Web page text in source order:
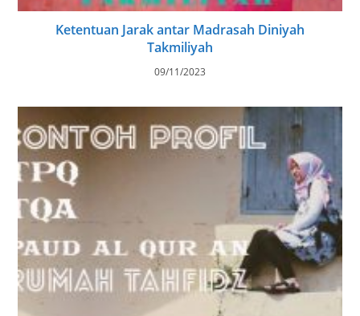
Ketentuan Jarak antar Madrasah Diniyah
Takmiliyah
09/11/2023